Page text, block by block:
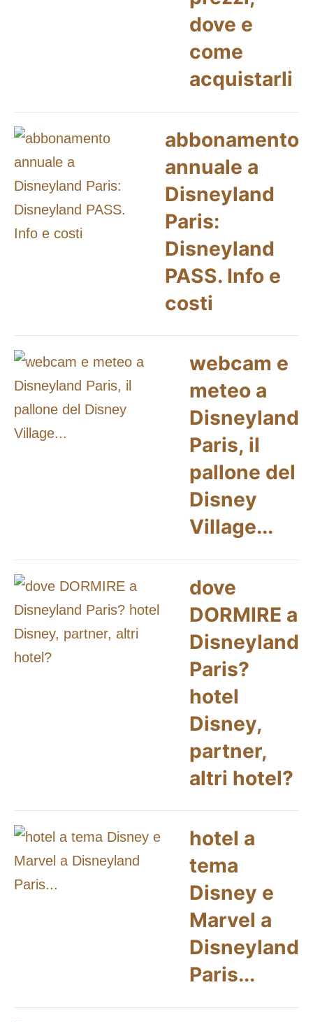
dove e
come
acquistarli
abbonamento
annuale a
Disneyland
Paris:
Disneyland
PASS. Info e
costi
webcam e
meteo a
Disneyland
Paris, il
pallone del
Disney
Village...
dove
DORMIRE a
Disneyland
Paris?
hotel
Disney,
partner,
altri hotel?
hotel a
tema
Disney e
Marvel a
Disneyland
Paris...